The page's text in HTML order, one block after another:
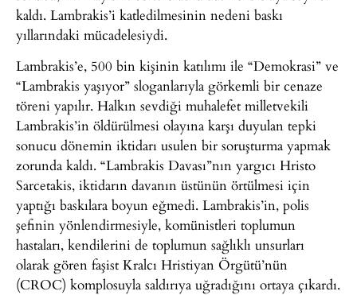
kaldı. Lambrakis’i katledilmesinin nedeni baskı
yıllarındaki mücadelesiydi.
Lambrakis’e, 500 bin kişinin katılımı ile “Demokrasi” ve
“Lambrakis yaşıyor” sloganlarıyla görkemli bir cenaze
töreni yapılır. Halkın sevdiği muhalefet milletvekili
Lambrakis’in öldürülmesi olayına karşı duyulan tepki
sonucu dönemin iktidarı usulen bir soruşturma yapmak
zorunda kaldı. “Lambrakis Davası”nın yargıcı Hristo
Sarcetakis, iktidarın davanın üstünün örtülmesi için
yaptığı baskılara boyun eğmedi. Lambrakis’in, polis
şefinin yönlendirmesiyle, komünistleri toplumun
hastaları, kendilerini de toplumun sağlıklı unsurları
olarak gören faşist Kralcı Hristiyan Örgütü’nün
(CROC) komplosuyla saldırıya uğradığını ortaya çıkardı.